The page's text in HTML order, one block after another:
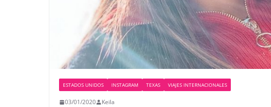
ESTADOS UNIDOS INSTAGRAM TEXAS VIAJES INTERNACIONALES
03/01/2020 Keila